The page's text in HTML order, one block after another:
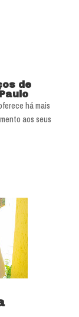
de
há mais
aos seus